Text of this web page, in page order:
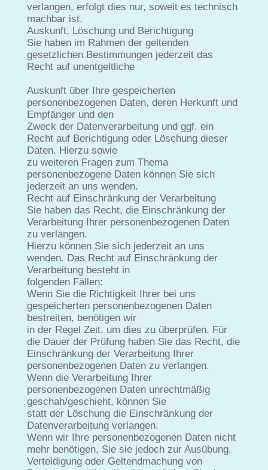
verlangen, erfolgt dies nur, soweit es technisch
machbar ist.
Auskunft, Löschung und Berichtigung
Sie haben im Rahmen der geltenden
gesetzlichen Bestimmungen jederzeit das
Recht auf unentgeltliche
Auskunft über Ihre gespeicherten
personenbezogenen Daten, deren Herkunft und
Empfänger und den
Zweck der Datenverarbeitung und ggf. ein
Recht auf Berichtigung oder Löschung dieser
Daten. Hierzu sowie
zu weiteren Fragen zum Thema
personenbezogene Daten können Sie sich
jederzeit an uns wenden.
Recht auf Einschränkung der Verarbeitung
Sie haben das Recht, die Einschränkung der
Verarbeitung Ihrer personenbezogenen Daten
zu verlangen.
Hierzu können Sie sich jederzeit an uns
wenden. Das Recht auf Einschränkung der
Verarbeitung besteht in
folgenden Fällen:
Wenn Sie die Richtigkeit Ihrer bei uns
gespeicherten personenbezogenen Daten
bestreiten, benötigen wir
in der Regel Zeit, um dies zu überprüfen. Für
die Dauer der Prüfung haben Sie das Recht, die
Einschränkung der Verarbeitung Ihrer
personenbezogenen Daten zu verlangen.
Wenn die Verarbeitung Ihrer
personenbezogenen Daten unrechtmäßig
geschah/geschieht, können Sie
statt der Löschung die Einschränkung der
Datenverarbeitung verlangen.
Wenn wir Ihre personenbezogenen Daten nicht
mehr benötigen, Sie sie jedoch zur Ausübung,
Verteidigung oder Geltendmachung von